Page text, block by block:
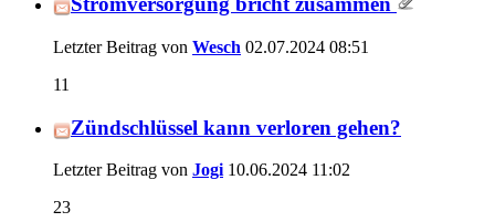
Letzter Beitrag von Wesch 02.07.2024 08:51
11
Zündschlüssel kann verloren gehen?
Letzter Beitrag von Jogi 10.06.2024 11:02
23